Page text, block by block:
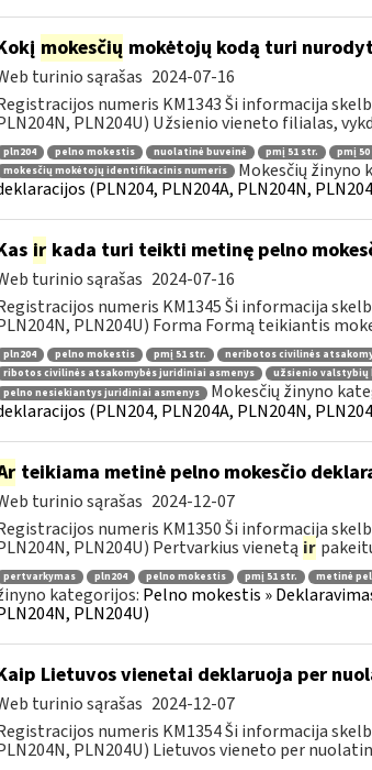
mokesčių mokėtojų kodą turi
turinio sąrašas 2024-07-16
numeris KM1343 Ši informacija
PLN204U) Užsienio vieneto filialas,
pln204 pelno mokestis nuolatinė buveinė pmį 51 str. pmį
mokesčių mokėtojų identifikacinis numeris
Mokesčių žinyno
(PLN204, PLN204A, PLN204N,
irkada turi teikti metinę pelno
turinio sąrašas 2024-07-16
numeris KM1345 Ši informacija
PLN204U) Forma Formą teikiantis
pln204 pelno mokestis pmį 51 str. neribotos civilinės
ribotos civilinės atsakomybės juridiniai asmenys
užsienio valstybių
pelno nesiekiantys juridiniai asmenys
Mokesčių žinyno
(PLN204, PLN204A, PLN204N,
teikiama metinė pelno mokesčio
turinio sąrašas 2024-12-07
numeris KM1350 Ši informacija
PLN204U) Pertvarkius vienetą ir
pertvarkymas pln204 pelno mokestis pmį 51 str. metinė
kategorijos: Pelno mokestis »
PLN204U)
Lietuvos vienetai deklaruoja per
turinio sąrašas 2024-12-07
numeris KM1354 Ši informacija
PLN204U) Lietuvos vieneto per